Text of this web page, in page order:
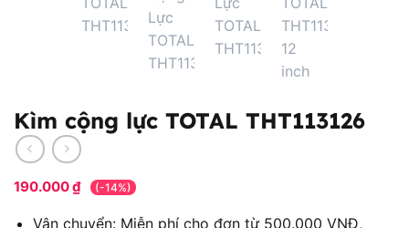
Kìm cộng lực TOTAL THT113126
190.000₫ (-14%)
Vận chuyển: Miễn phí cho đơn từ 500.000 VNĐ,